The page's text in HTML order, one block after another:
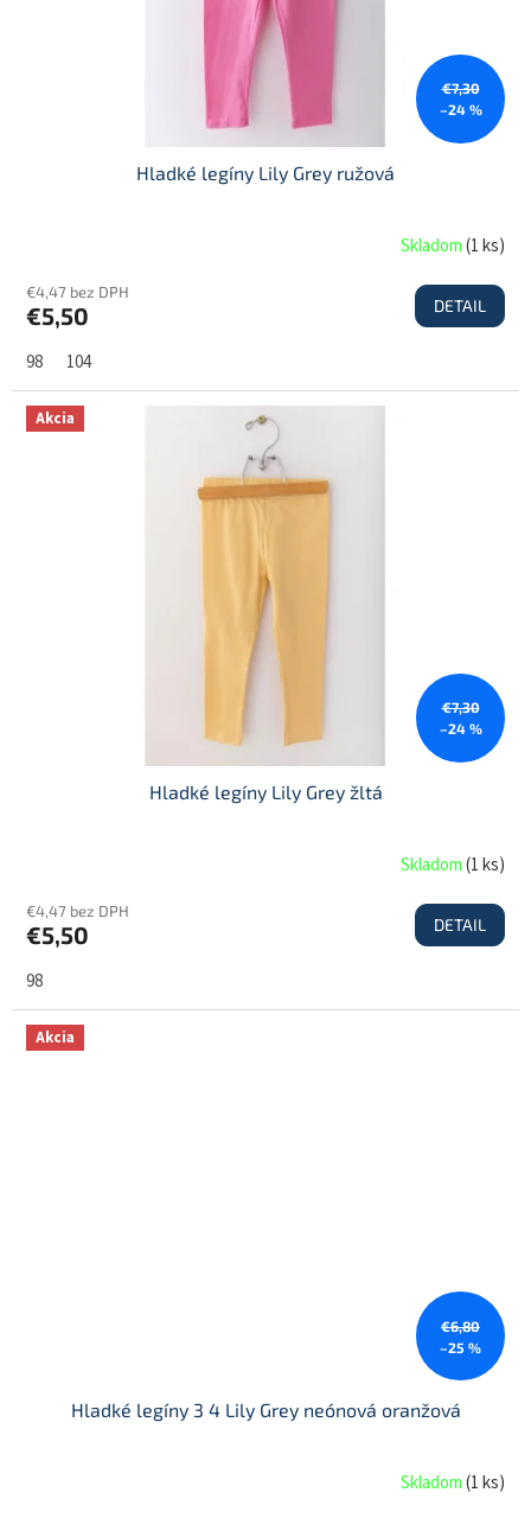
€7,30
–24 %
Hladké legíny Lily Grey ružová
Skladom(1 ks)
€4,47 bez DPH
€5,50 DETAIL
98 104
Akcia
€7,30
–24 %
Hladké legíny Lily Grey žltá
Skladom(1 ks)
€4,47 bez DPH
€5,50 DETAIL
98
Akcia
€6,80
–25 %
Hladké legíny 3 4 Lily Grey neónová oranžová
Skladom(1 ks)